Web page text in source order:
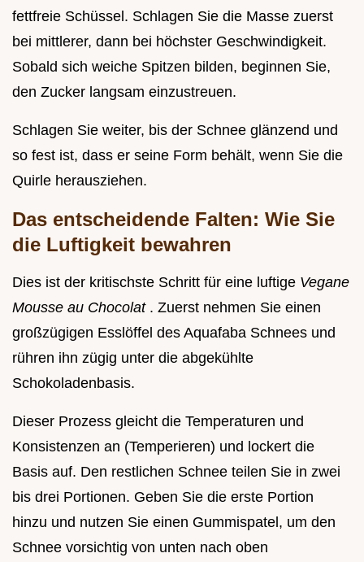
fettfreie Schüssel. Schlagen Sie die Masse zuerst
bei mittlerer, dann bei höchster Geschwindigkeit.
Sobald sich weiche Spitzen bilden, beginnen Sie,
den Zucker langsam einzustreuen.
Schlagen Sie weiter, bis der Schnee glänzend und
so fest ist, dass er seine Form behält, wenn Sie die
Quirle herausziehen.
Das entscheidende Falten: Wie Sie
die Luftigkeit bewahren
Dies ist der kritischste Schritt für eine luftige Vegane
Mousse au Chocolat . Zuerst nehmen Sie einen
großzügigen Esslöffel des Aquafaba Schnees und
rühren ihn zügig unter die abgekühlte
Schokoladenbasis.
Dieser Prozess gleicht die Temperaturen und
Konsistenzen an (Temperieren) und lockert die
Basis auf. Den restlichen Schnee teilen Sie in zwei
bis drei Portionen. Geben Sie die erste Portion
hinzu und nutzen Sie einen Gummispatel, um den
Schnee vorsichtig von unten nach oben